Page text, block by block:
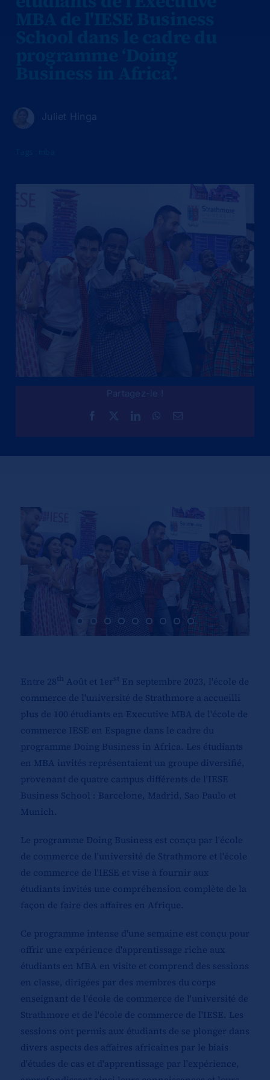
Juliet Hinga
Partagez-le !
Entre 28th Août et 1erst En septembre 2023, l'école de
commerce de l'université de Strathmore a accueilli
plus de 100 étudiants en Executive MBA de l'école de
commerce IESE en Espagne dans le cadre du
programme Doing Business in Africa. Les étudiants
en MBA invités représentaient un groupe diversifié,
provenant de quatre campus différents de l'IESE
Business School : Barcelone, Madrid, Sao Paulo et
Munich.
Le programme Doing Business est conçu par l'école
de commerce de l'université de Strathmore et l'école
de commerce de l'IESE et vise à fournir aux
étudiants invités une compréhension complète de la
façon de faire des affaires en Afrique.
Ce programme intense d'une semaine est conçu pour
offrir une expérience d'apprentissage riche aux
étudiants en MBA en visite et comprend des sessions
en classe, dirigées par des membres du corps
enseignant de l'école de commerce de l'université de
Strathmore et de l'école de commerce de l'IESE. Les
sessions ont permis aux étudiants de se plonger dans
divers aspects des affaires africaines par le biais
d'études de cas et d'apprentissage par l'expérience,